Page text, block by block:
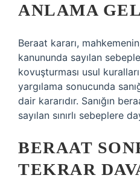
ANLAMA
Beraat kararı,
kanununda sayılan
kovuşturması usul
yargılama sonucunda
dair kararıdır. Sanığın
sayılan sınırlı sebeplere
BERAAT
TEKRAR